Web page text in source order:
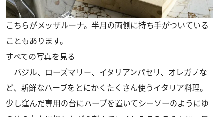
こちらがメッザルーナ。半月の両側に持ち手がついている
こともあります。
すべての写真を見る
バジル、ローズマリー、イタリアンパセリ、オレガノな
ど、新鮮なハーブをとにかくたくさん使うイタリア料理。
少し窪んだ専用の台にハーブを置いてシーソーのようにゆ